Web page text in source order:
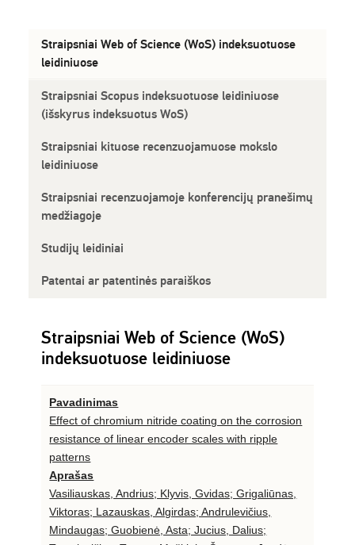
Straipsniai Web of Science (WoS) indeksuotuose
leidiniuose
Straipsniai Scopus indeksuotuose leidiniuose
(išskyrus indeksuotus WoS)
Straipsniai kituose recenzuojamuose mokslo
leidiniuose
Straipsniai recenzuojamoje konferencijų pranešimų
medžiagoje
Studijų leidiniai
Patentai ar patentinės paraiškos
Straipsniai Web of Science (WoS)
indeksuotuose leidiniuose
Pavadinimas
Effect of chromium nitride coating on the corrosion
resistance of linear encoder scales with ripple
patterns
Aprašas
Vasiliauskas, Andrius; Klyvis, Gvidas; Grigaliūnas,
Viktoras; Lazauskas, Algirdas; Andrulevičius,
Mindaugas; Guobienė, Asta; Jucius, Dalius;